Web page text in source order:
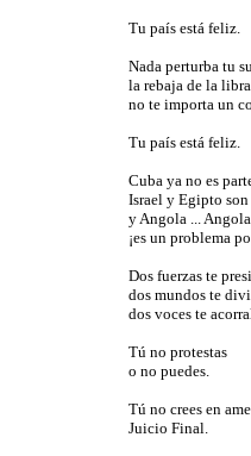
Tu país está feliz.
Nada perturba tu
la rebaja de la
no te importa un
Tu país está feliz.
Cuba ya no es
Israel y Egipto
y Angola ...
¡es un problema
Dos fuerzas te
dos mundos te
dos voces te
Tú no protestas
o no puedes.
Tú no crees en
Juicio Final.